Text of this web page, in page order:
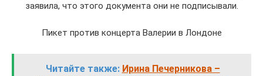
заявила, что этого документа они не подписывали.
Пикет против концерта Валерии в Лондоне
Читайте также: Ирина Печерникова –